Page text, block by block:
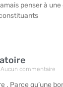
penser à
Aucun commentaire
. Parce qu’une